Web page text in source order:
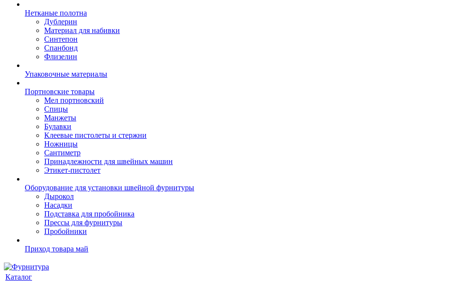
Нетканые полотна
Дублерин
Материал для набивки
Синтепон
Спанбонд
Флизелин
Упаковочные материалы
Портновские товары
Мел портновский
Спицы
Манжеты
Булавки
Клеевые пистолеты и стержни
Ножницы
Сантиметр
Принадлежности для швейных машин
Этикет-пистолет
Оборудование для установки швейной фурнитуры
Дырокол
Насадки
Подставка для пробойника
Прессы для фурнитуры
Пробойники
Приход товара май
Каталог